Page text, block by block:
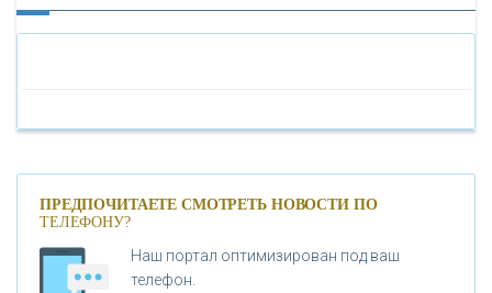
«БАНК САНКТ-ПЕТЕРБУРГ»
«ПРОМСВЯЗЬБАНК»
«НОВИКОМБАНК»
ПРЕДПОЧИТАЕТЕ СМОТРЕТЬ НОВОСТИ ПО
ТЕЛЕФОНУ?
Наш портал оптимизирован под ваш
телефон.